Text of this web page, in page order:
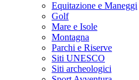
Equitazione e Maneggi
Golf
Mare e Isole
Montagna
Parchi e Riserve
Siti UNESCO
Siti archeologici